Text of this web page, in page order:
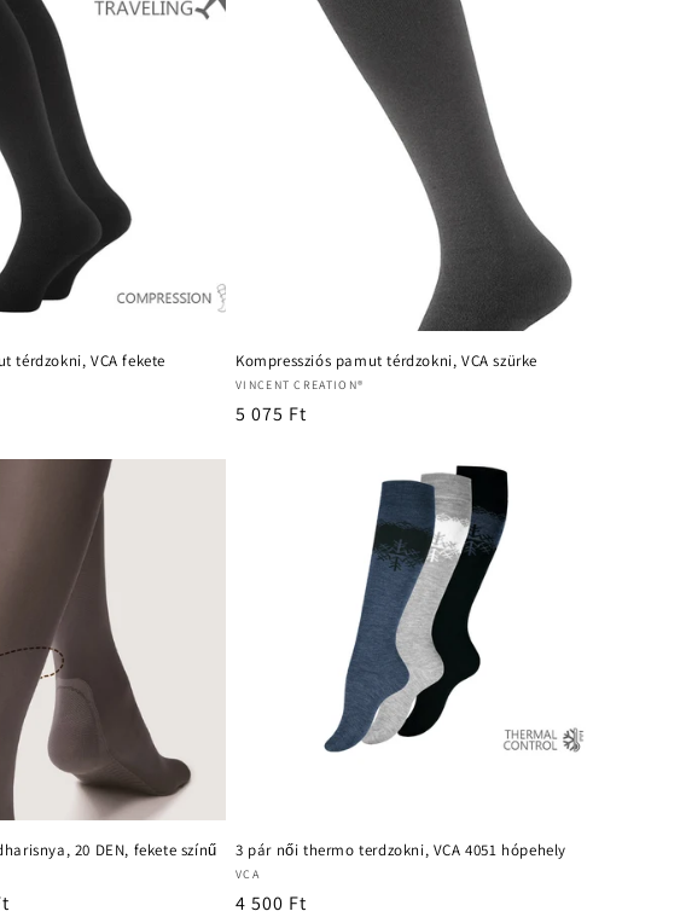
térdzokni, VCA fekete Kompressziós pamut térdzokni, VCA szürke
Forgalmazó:
VINCENT CREATION®
Normál
5 075 Ft
20 DEN, fekete színű 3 pár női thermo terdzokni, VCA 4051 hópehely
Forgalmazó:
VCA
Normál
4 500 Ft